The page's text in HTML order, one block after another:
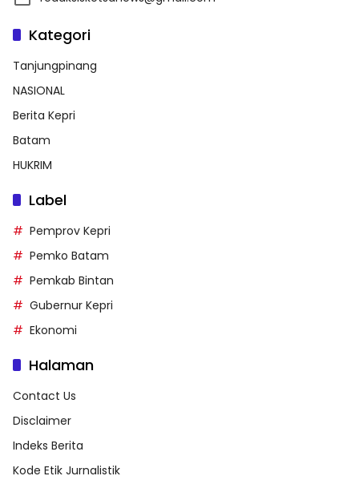
Kategori
Tanjungpinang
NASIONAL
Berita Kepri
Batam
HUKRIM
Label
Pemprov Kepri
Pemko Batam
Pemkab Bintan
Gubernur Kepri
Ekonomi
Halaman
Contact Us
Disclaimer
Indeks Berita
Kode Etik Jurnalistik